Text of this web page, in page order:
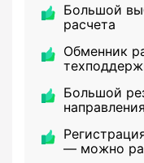
Большой
расчета
Обменник
Большой
— можно